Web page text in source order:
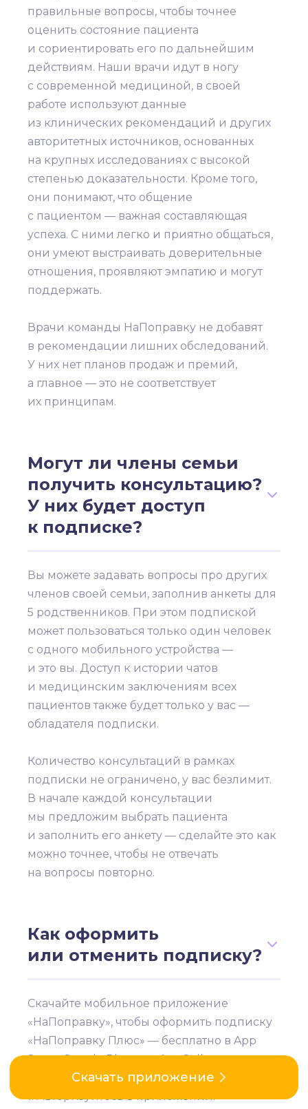
Cкачать приложение
правильные вопросы, чтобы точнее
оценить состояние пациента
и сориентировать его по дальнейшим
действиям. Наши врачи идут в ногу
с современной медициной, в своей
работе используют данные
из клинических рекомендаций и других
авторитетных источников, основанных
на крупных исследованиях с высокой
степенью доказательности. Кроме того,
они понимают, что общение
с пациентом — важная составляющая
успеха. С ними легко и приятно общаться,
они умеют выстраивать доверительные
отношения, проявляют эмпатию и могут
поддержать.
Врачи команды НаПоправку не добавят
в рекомендации лишних обследований.
У них нет планов продаж и премий,
а главное — это не соответствует
их принципам.
Могут ли члены семьи
получить консультацию?
У них будет доступ
к подписке?
Вы можете задавать вопросы про других
членов своей семьи, заполнив анкеты для
5 родственников. При этом подпиской
может пользоваться только один человек
с одного мобильного устройства —
и это вы. Доступ к истории чатов
и медицинским заключениям всех
пациентов также будет только у вас —
обладателя подписки.
Количество консультаций в рамках
подписки не ограничено, у вас безлимит.
В начале каждой консультации
мы предложим выбрать пациента
и заполнить его анкету — сделайте это как
можно точнее, чтобы не отвечать
на вопросы повторно.
Как оформить
или отменить подписку?
Скачайте мобильное приложение
«НаПоправку», чтобы оформить подписку
«НаПоправку Плюс» — бесплатно в App
Store, Google Play или AppGallery.
1. Авторизуйтесь в приложении.